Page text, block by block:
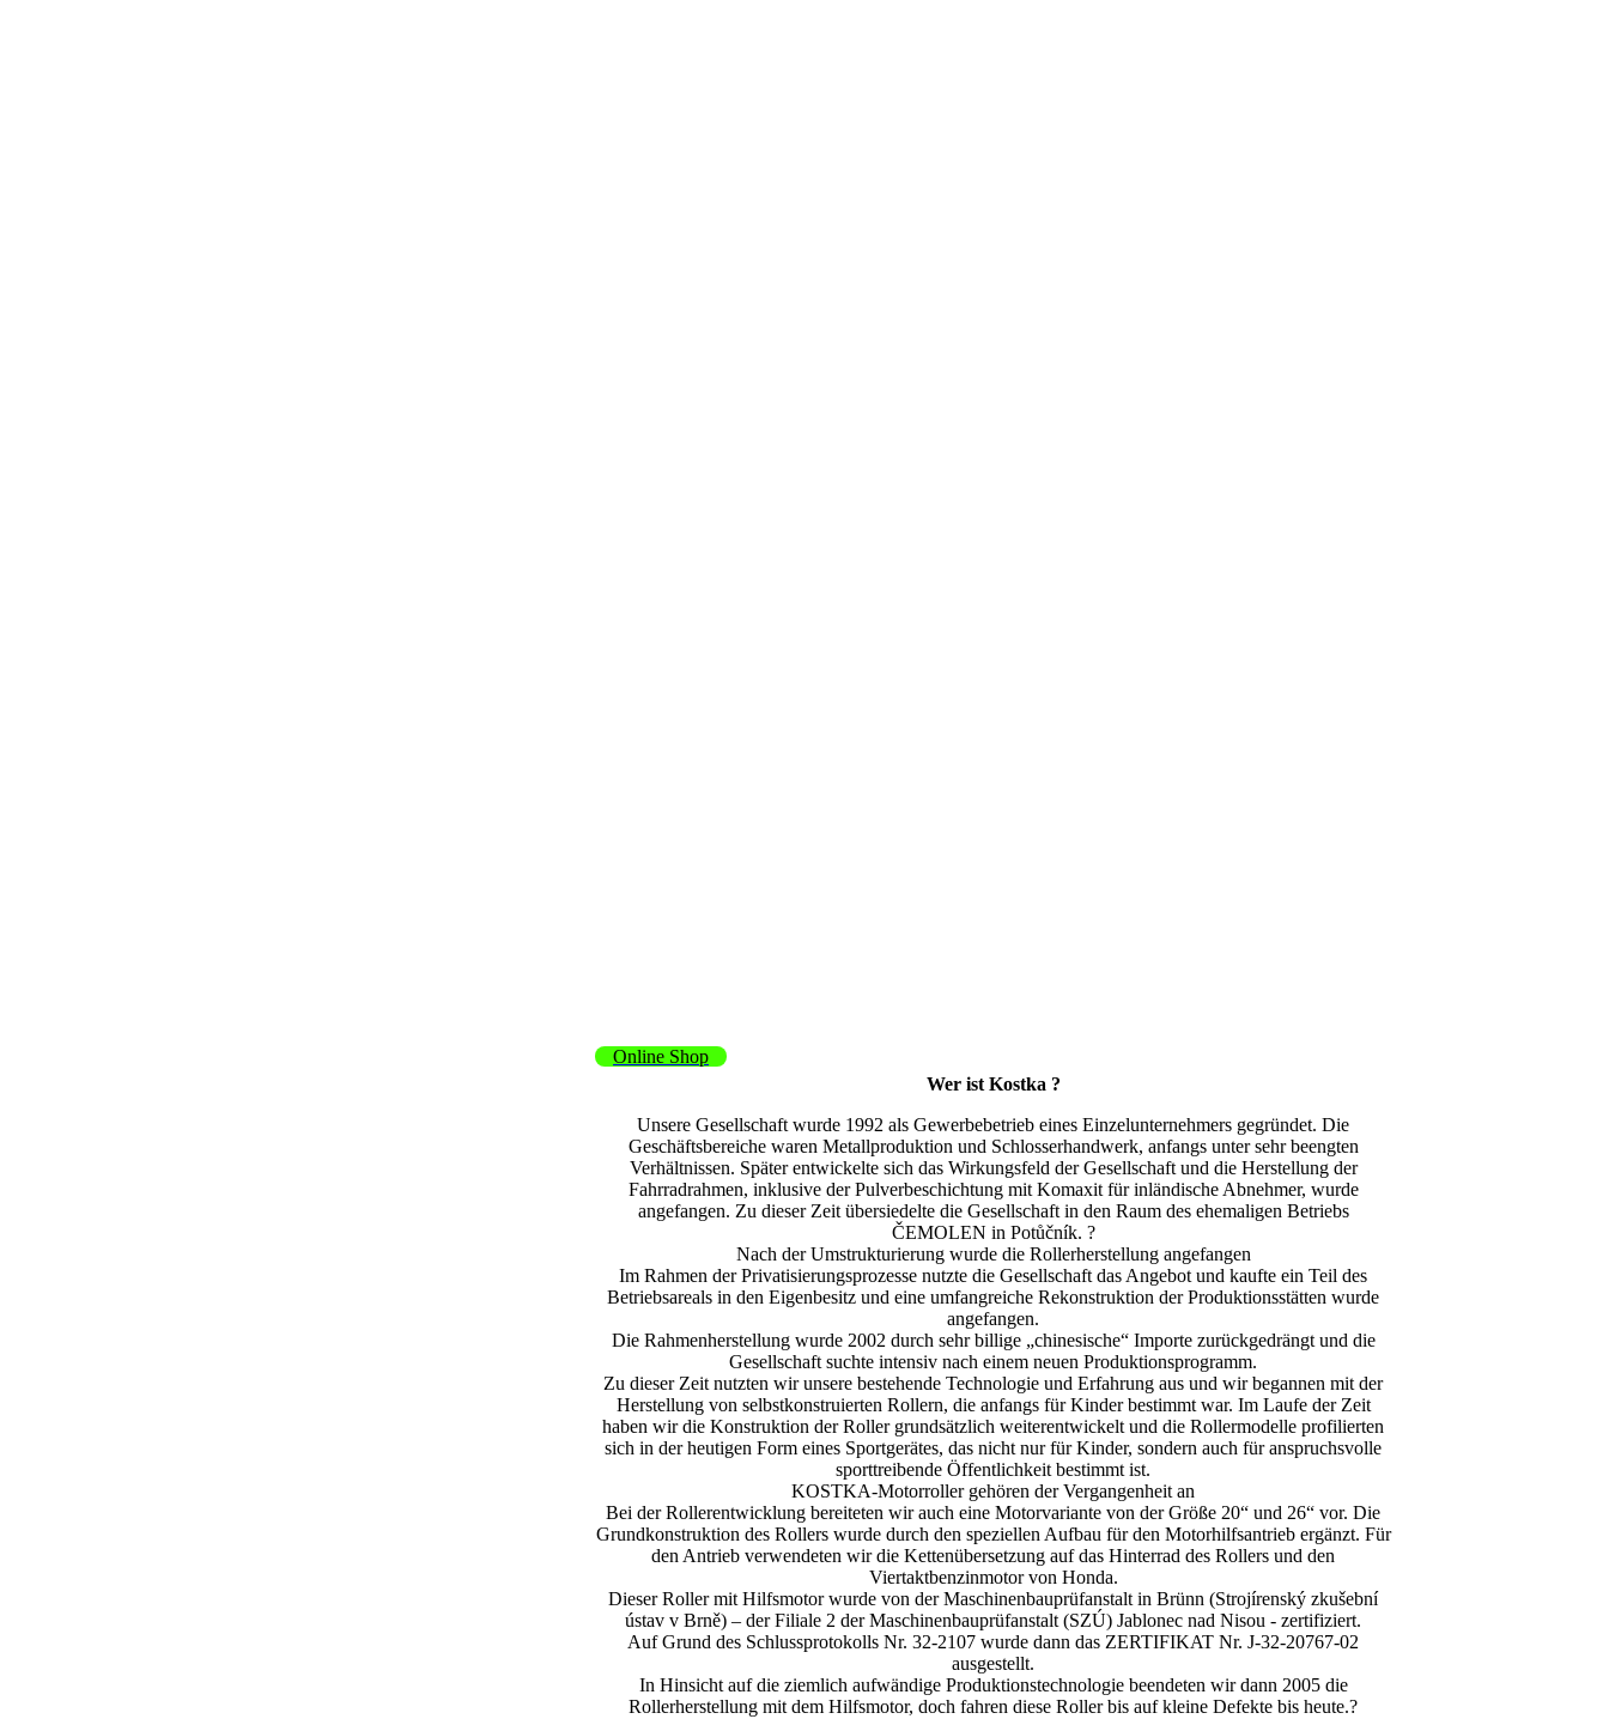
Online Shop
Wer ist Kostka ?
Unsere Gesellschaft wurde 1992 als Gewerbebetrieb eines Einzelunternehmers gegründet. Die
Geschäftsbereiche waren Metallproduktion und Schlosserhandwerk, anfangs unter sehr beengten
Verhältnissen. Später entwickelte sich das Wirkungsfeld der Gesellschaft und die Herstellung der
Fahrradrahmen, inklusive der Pulverbeschichtung mit Komaxit für inländische Abnehmer, wurde
angefangen. Zu dieser Zeit übersiedelte die Gesellschaft in den Raum des ehemaligen Betriebs
ČEMOLEN in Potůčník. ?
Nach der Umstrukturierung wurde die Rollerherstellung angefangen
Im Rahmen der Privatisierungsprozesse nutzte die Gesellschaft das Angebot und kaufte ein Teil des
Betriebsareals in den Eigenbesitz und eine umfangreiche Rekonstruktion der Produktionsstätten wurde
angefangen.
Die Rahmenherstellung wurde 2002 durch sehr billige „chinesische“ Importe zurückgedrängt und die
Gesellschaft suchte intensiv nach einem neuen Produktionsprogramm.
Zu dieser Zeit nutzten wir unsere bestehende Technologie und Erfahrung aus und wir begannen mit der
Herstellung von selbstkonstruierten Rollern, die anfangs für Kinder bestimmt war. Im Laufe der Zeit
haben wir die Konstruktion der Roller grundsätzlich weiterentwickelt und die Rollermodelle profilierten
sich in der heutigen Form eines Sportgerätes, das nicht nur für Kinder, sondern auch für anspruchsvolle
sporttreibende Öffentlichkeit bestimmt ist.
KOSTKA-Motorroller gehören der Vergangenheit an
Bei der Rollerentwicklung bereiteten wir auch eine Motorvariante von der Größe 20“ und 26“ vor. Die
Grundkonstruktion des Rollers wurde durch den speziellen Aufbau für den Motorhilfsantrieb ergänzt. Für
den Antrieb verwendeten wir die Kettenübersetzung auf das Hinterrad des Rollers und den
Viertaktbenzinmotor von Honda.
Dieser Roller mit Hilfsmotor wurde von der Maschinenbauprüfanstalt in Brünn (Strojírenský zkušební
ústav v Brně) – der Filiale 2 der Maschinenbauprüfanstalt (SZÚ) Jablonec nad Nisou - zertifiziert.
Auf Grund des Schlussprotokolls Nr. 32-2107 wurde dann das ZERTIFIKAT Nr. J-32-20767-02
ausgestellt.
In Hinsicht auf die ziemlich aufwändige Produktionstechnologie beendeten wir dann 2005 die
Rollerherstellung mit dem Hilfsmotor, doch fahren diese Roller bis auf kleine Defekte bis heute.?